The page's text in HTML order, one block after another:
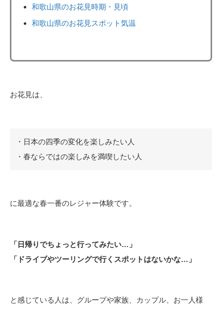
和歌山県のお花見時期・見頃
和歌山県のお花見スポット気温
お花見は、
・日本の四季の変化を楽しみたい人
・春ならではの楽しみを満喫したい人
に最適な春一番のレジャー体験です。
「日帰りでちょっと行ってみたい…」
「ドライブやツーリングで行くスポットはないかな…」
と感じている人は、グループや家族、カップル、お一人様